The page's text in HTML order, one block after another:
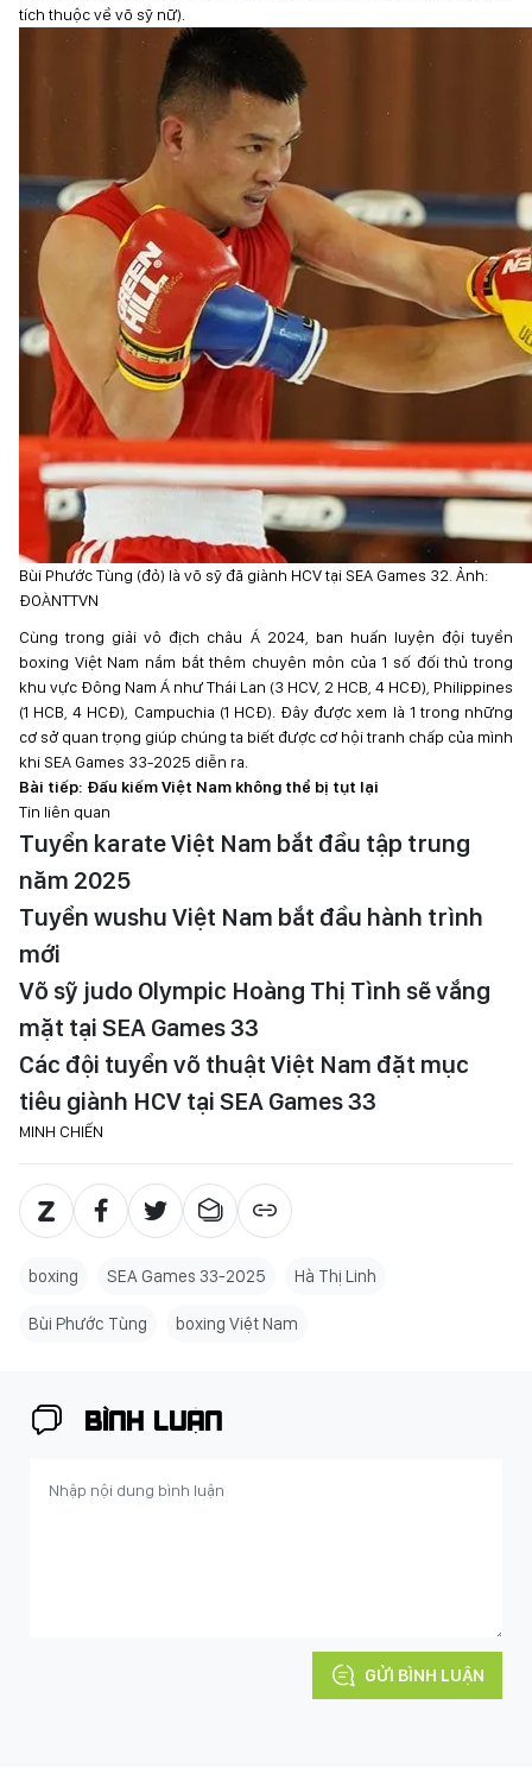
tích thuộc về võ sỹ nữ).
Bùi Phước Tùng (đỏ) là võ sỹ đã giành HCV tại SEA Games 32. Ảnh:
ĐOÀNTTVN
Cùng trong giải vô địch châu Á 2024, ban huấn luyện đội tuyển
boxing Việt Nam nắm bắt thêm chuyên môn của 1 số đối thủ trong
khu vực Đông Nam Á như Thái Lan (3 HCV, 2 HCB, 4 HCĐ), Philippines
(1 HCB, 4 HCĐ), Campuchia (1 HCĐ). Đây được xem là 1 trong những
cơ sở quan trọng giúp chúng ta biết được cơ hội tranh chấp của mình
khi SEA Games 33-2025 diễn ra.
Bài tiếp: Đấu kiếm Việt Nam không thể bị tụt lại
Tin liên quan
Tuyển karate Việt Nam bắt đầu tập trung
năm 2025
Tuyển wushu Việt Nam bắt đầu hành trình
mới
Võ sỹ judo Olympic Hoàng Thị Tình sẽ vắng
mặt tại SEA Games 33
Các đội tuyển võ thuật Việt Nam đặt mục
tiêu giành HCV tại SEA Games 33
MINH CHIẾN
boxing SEA Games 33-2025 Hà Thị Linh
Bùi Phước Tùng boxing Việt Nam
BÌNH LUẬN
GỬI BÌNH LUẬN